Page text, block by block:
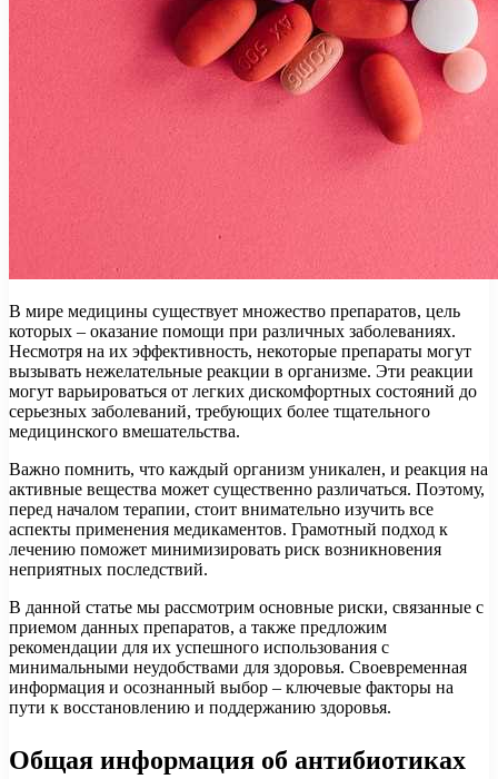
В мире медицины существует множество препаратов, цель
которых – оказание помощи при различных заболеваниях.
Несмотря на их эффективность, некоторые препараты могут
вызывать нежелательные реакции в организме. Эти реакции
могут варьироваться от легких дискомфортных состояний до
серьезных заболеваний, требующих более тщательного
медицинского вмешательства.
Важно помнить, что каждый организм уникален, и реакция на
активные вещества может существенно различаться. Поэтому,
перед началом терапии, стоит внимательно изучить все
аспекты применения медикаментов. Грамотный подход к
лечению поможет минимизировать риск возникновения
неприятных последствий.
В данной статье мы рассмотрим основные риски, связанные с
приемом данных препаратов, а также предложим
рекомендации для их успешного использования с
минимальными неудобствами для здоровья. Своевременная
информация и осознанный выбор – ключевые факторы на
пути к восстановлению и поддержанию здоровья.
Общая информация об антибиотиках